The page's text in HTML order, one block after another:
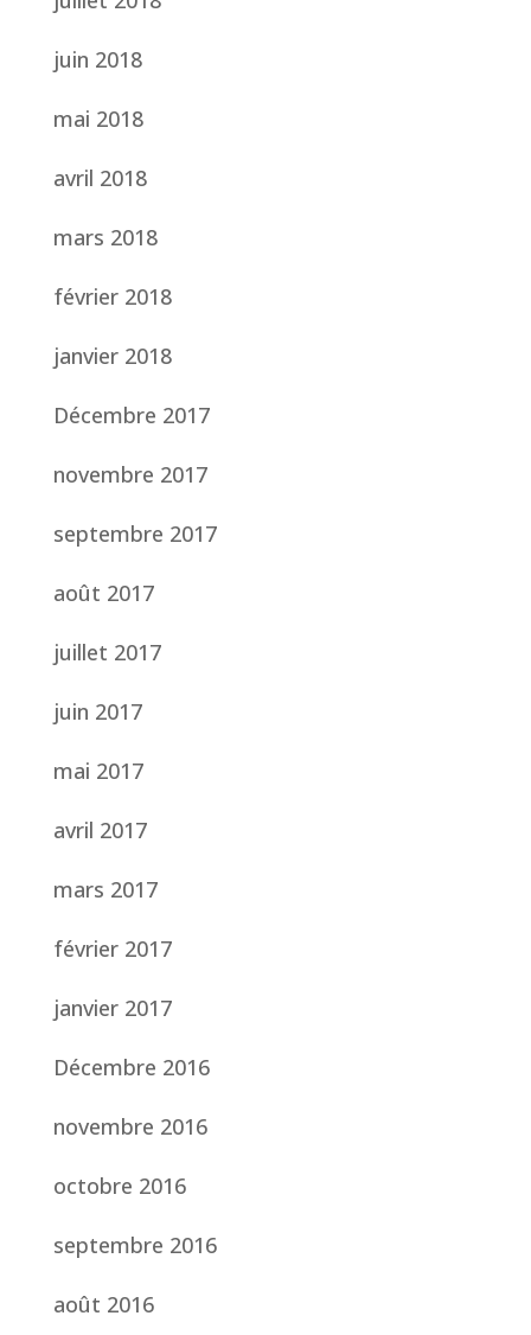
juin 2018
mai 2018
avril 2018
mars 2018
février 2018
janvier 2018
Décembre 2017
novembre 2017
septembre 2017
août 2017
juillet 2017
juin 2017
mai 2017
avril 2017
mars 2017
février 2017
janvier 2017
Décembre 2016
novembre 2016
octobre 2016
septembre 2016
août 2016